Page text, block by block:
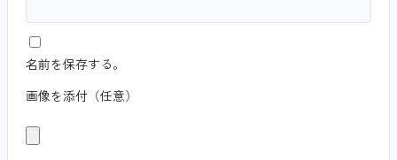
名前を保存する。
画像を添付（任意）